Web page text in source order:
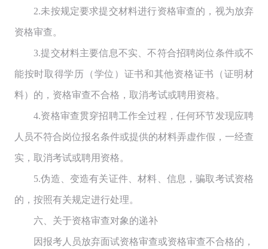
2.未按规定要求提交材料进行资格审查的，视为放弃
资格审查。
3.提交材料主要信息不实、不符合招聘岗位条件或不
能按时取得学历（学位）证书和其他资格证书（证明材
料）的，资格审查不合格，取消考试或聘用资格。
4.资格审查贯穿招聘工作全过程，任何环节发现应聘
人员不符合岗位报名条件或提供的材料弄虚作假，一经查
实，取消考试或聘用资格。
5.伪造、变造有关证件、材料、信息，骗取考试资格
的，按照有关规定进行处理。
六、关于资格审查对象的递补
因报考人员放弃面试资格审查或资格审查不合格的，